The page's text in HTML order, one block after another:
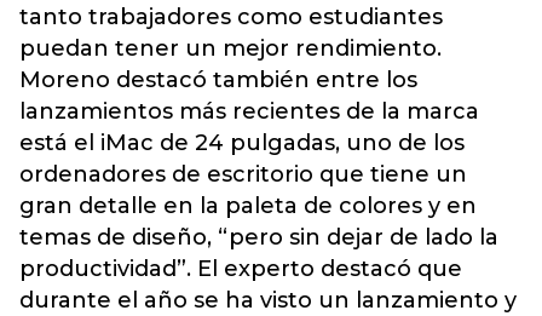
tanto trabajadores como estudiantes
puedan tener un mejor rendimiento.
Moreno destacó también entre los
lanzamientos más recientes de la marca
está el iMac de 24 pulgadas, uno de los
ordenadores de escritorio que tiene un
gran detalle en la paleta de colores y en
temas de diseño, “pero sin dejar de lado la
productividad”. El experto destacó que
durante el año se ha visto un lanzamiento y